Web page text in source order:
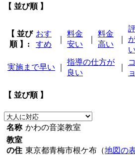
【 並び順 】
【 並び
順 】:
おす
すめ
料金
安い
料金
高い
い
実施まで早い
指導の仕方が
良い
【 並び順 】
名称 かわの音楽教室
教室
の住 東京都青梅市根ケ布（地図の